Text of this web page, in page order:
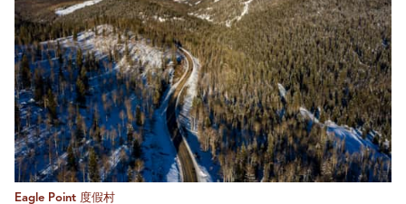
Eagle Point 度假村